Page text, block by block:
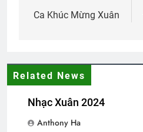
3 Years Ago
navigation
Ca Khúc Mừng Xuân
Related News
Nhạc Xuân 2024
Anthony Ha